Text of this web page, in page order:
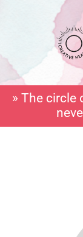
» The circle